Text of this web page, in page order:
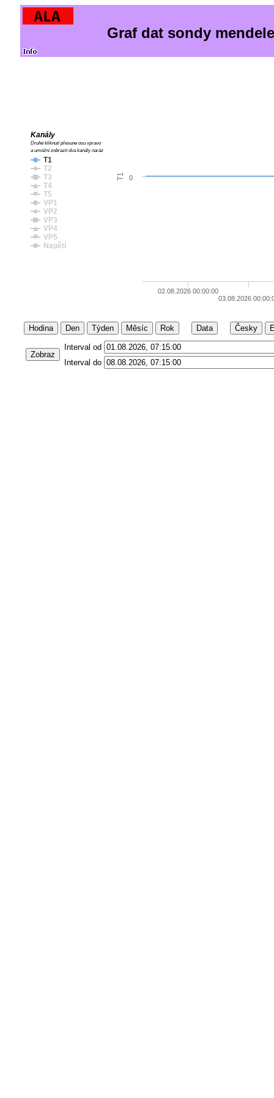
Graf dat sondy
T1
T1
T2
T3
T4
T5
VP1
VP2
VP3
VP4
VP5
Napětí
Kanály
Druhé kliknutí přesune osu vpravo
a umožní zobrazit dva kanály naráz
02.08.2026 00:00:00
03.08.2026
0
Hodina Den Týden Měsíc Rok Data Česky
Zobraz
Interval od
Interval do